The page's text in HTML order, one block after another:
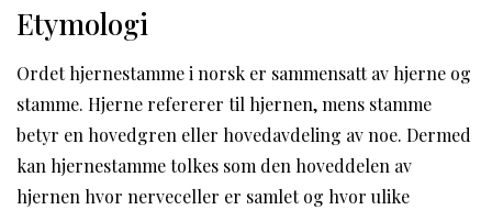
Etymologi
Ordet hjernestamme i norsk er sammensatt av hjerne og
stamme. Hjerne refererer til hjernen, mens stamme
betyr en hovedgren eller hovedavdeling av noe. Dermed
kan hjernestamme tolkes som den hoveddelen av
hjernen hvor nerveceller er samlet og hvor ulike